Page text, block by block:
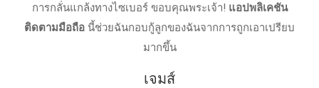
การกลั่นแกล้งทางไซเบอร์ ขอบคุณพระเจ้า! แอปพลิเคชัน
ติดตามมือถือ นี้ช่วยฉันกอบกู้ลูกของฉันจากการถูกเอาเปรียบ
มากขึ้น
เจมส์